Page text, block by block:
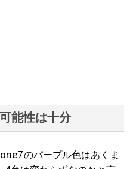
能性は十分
のパープル色はあくま